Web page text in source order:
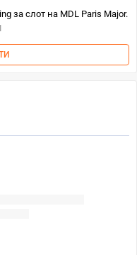
за слот на MDL Paris Major.